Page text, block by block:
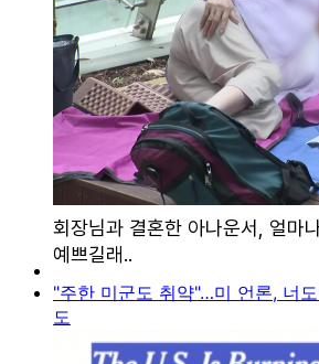
"주한 미군도 취약"…미 언론, 너
도